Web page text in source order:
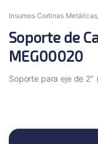
Insumos Cortinas Metálicas
Soporte de
MEG00020
Soporte para eje de 2″